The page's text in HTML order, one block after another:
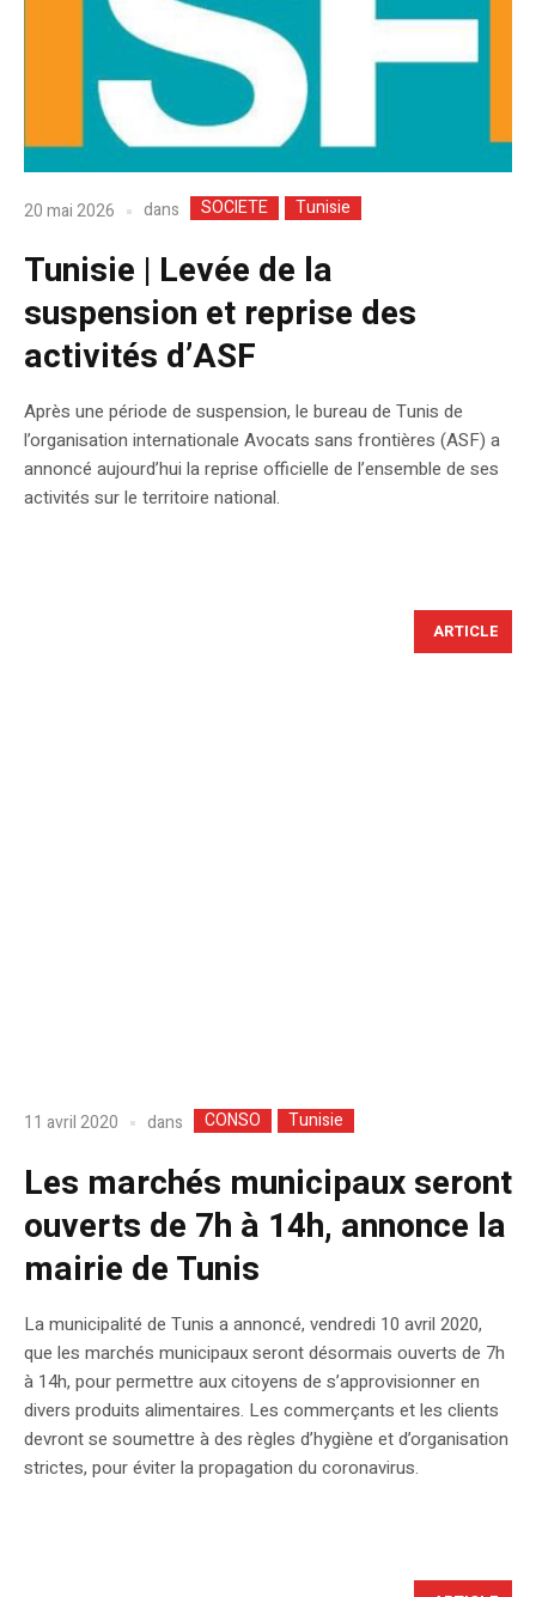
20 mai 2026 dans SOCIETE Tunisie
Tunisie | Levée de la
suspension et reprise des
activités d’ASF
Après une période de suspension, le bureau de Tunis de
l’organisation internationale Avocats sans frontières (ASF) a
annoncé aujourd’hui la reprise officielle de l’ensemble de ses
activités sur le territoire national.
ARTICLE
11 avril 2020 dans CONSO Tunisie
Les marchés municipaux seront
ouverts de 7h à 14h, annonce la
mairie de Tunis
La municipalité de Tunis a annoncé, vendredi 10 avril 2020,
que les marchés municipaux seront désormais ouverts de 7h
à 14h, pour permettre aux citoyens de s’approvisionner en
divers produits alimentaires. Les commerçants et les clients
devront se soumettre à des règles d’hygiène et d’organisation
strictes, pour éviter la propagation du coronavirus.